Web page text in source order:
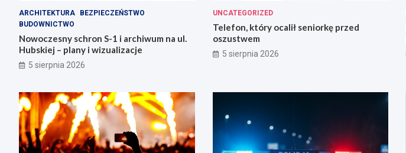
ARCHITEKTURA
BEZPIECZEŃSTWO
BUDOWNICTWO
Nowoczesny schron S-1 i archiwum na ul.
Hubskiej – plany i wizualizacje
5 sierpnia 2026
UNCATEGORIZED
Telefon, który ocalił seniorkę przed
oszustwem
5 sierpnia 2026